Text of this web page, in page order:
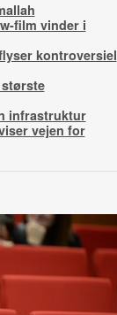
film vinder i
kontroversiel
infrastruktur
vejen for